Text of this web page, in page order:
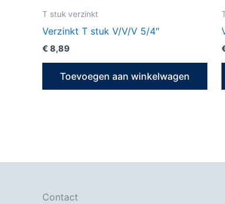
T stuk verzinkt
Verzinkt T stuk V/V/V 5/4″
€ 8,89
Toevoegen aan winkelwagen
Contact